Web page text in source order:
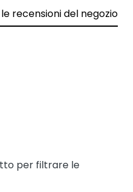
recensioni del negozio
per filtrare le